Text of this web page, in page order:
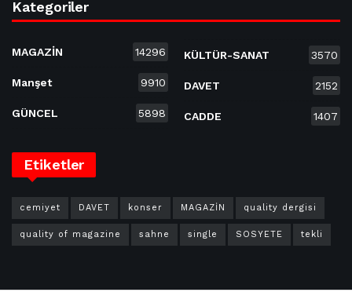
Kategoriler
MAGAZİN 14296
Manşet 9910
GÜNCEL 5898
KÜLTÜR-SANAT 3570
DAVET 2152
CADDE 1407
Etiketler
cemiyet DAVET konser MAGAZİN quality dergisi
quality of magazine sahne single SOSYETE tekli